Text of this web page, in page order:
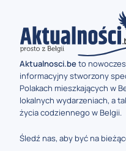
Aktualnosci.beto
informacyjny stworzony
Polakach mieszkających w
lokalnych wydarzeniach, a
życia codziennego w Belgii.
Śledź nas, aby być na